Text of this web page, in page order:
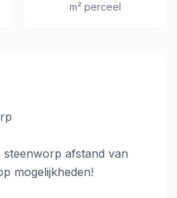
m² perceel
steenworp afstand van
mogelijkheden!